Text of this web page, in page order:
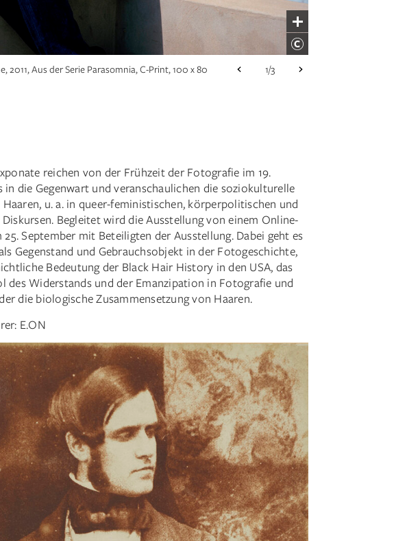
2011, Aus der Serie Parasomnia, C-Print, 100 x 80
1/3
#4 (aus der Serie In Turn), 2022, Archival
cm
1/3
reichen von der Frühzeit der Fotografie im 19.
in die Gegenwart und veranschaulichen die soziokulturelle
u. a. in queer-feministischen, körperpolitischen und
Begleitet wird die Ausstellung von einem Online-
25. September mit Beteiligten der Ausstellung. Dabei geht es
Gegenstand und Gebrauchsobjekt in der Fotogeschichte,
Bedeutung der Black Hair History in den USA, das
des Widerstands und der Emanzipation in Fotografie und
die biologische Zusammensetzung von Haaren.
E.ON